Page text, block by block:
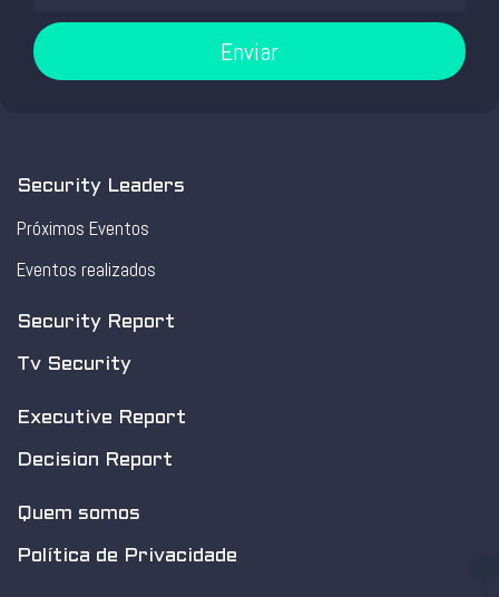
Enviar
Security Leaders
Próximos Eventos
Eventos realizados
Security Report
Tv Security
Executive Report
Decision Report
Quem somos
Política de Privacidade